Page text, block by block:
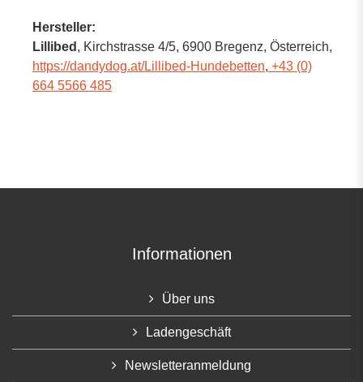
Hersteller:
Lillibed , Kirchstrasse 4/5, 6900 Bregenz, Österreich,
https://dandydog.at/Lillibed-Hundebetten, +43 (0)
664 5566 485
Informationen
Über uns
Ladengeschäft
Newsletteranmeldung